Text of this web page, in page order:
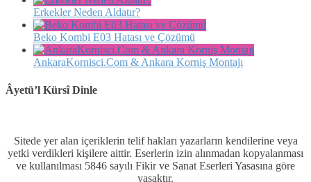
Erkekler Neden Aldatır?
Beko Kombi E03 Hatası ve Çözümü
AnkaraKornisci.Com & Ankara Korniş Montajı
Âyetü’l Kürsî Dinle
Sitede yer alan içeriklerin telif hakları yazarların kendilerine veya
yetki verdikleri kişilere aittir. Eserlerin izin alınmadan kopyalanması
ve kullanılması 5846 sayılı Fikir ve Sanat Eserleri Yasasına göre
yasaktır.